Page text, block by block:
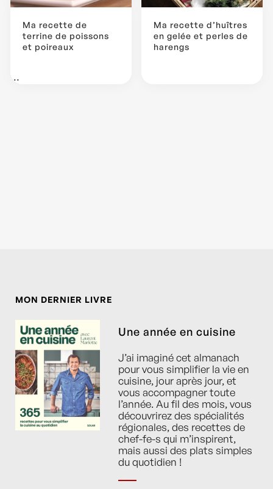
Ma recette de
terrine de poissons
et poireaux
...
Ma recette d’huîtres
en gelée et perles de
harengs
MON DERNIER LIVRE
Une année en cuisine
J’ai imaginé cet almanach
pour vous simplifier la vie en
cuisine, jour après jour, et
vous accompagner toute
l’année. Au fil des mois, vous
découvrirez des spécialités
régionales, des recettes de
chef-fe-s qui m’inspirent,
mais aussi des plats simples
du quotidien !